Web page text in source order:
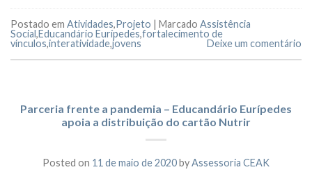
Postado em Atividades,Projeto | Marcado Assistência
Social,Educandário Eurípedes,fortalecimento de
vínculos,interatividade,jovens Deixe um comentário
Parceria frente a pandemia – Educandário Eurípedes
apoia a distribuição do cartão Nutrir
Posted on 11 de maio de 2020byAssessoria CEAK